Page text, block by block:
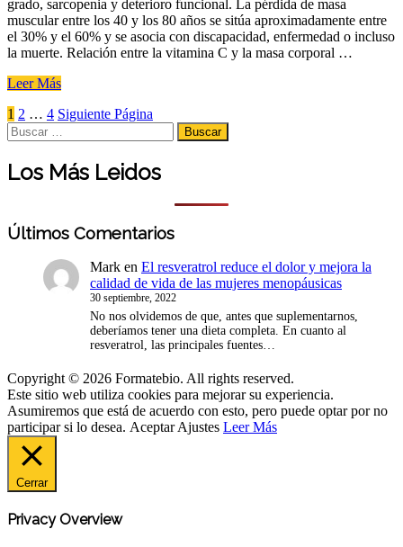
las
mujeres
menopáusicas»
grado, sarcopenia y deterioro funcional. La pérdida de masa
muscular entre los 40 y los 80 años se sitúa aproximadamente entre
el 30% y el 60% y se asocia con discapacidad, enfermedad o incluso
la muerte. Relación entre la vitamina C y la masa corporal …
Leer Más«La
de
está
relacionada
disminución
de
la
masa
corporal
magra»
Paginación
de
entradas
Page
1 Page
2 … Page
4 Siguiente Página
Search
for:
Buscar
Los Más Leidos
Últimos Comentarios
Mark en El resveratrol reduce el dolor y mejora la
calidad de vida de las mujeres menopáusicas
30 septiembre, 2022
No nos olvidemos de que, antes que suplementarnos,
deberíamos tener una dieta completa. En cuanto al
resveratrol, las principales fuentes…
Copyright © 2026 Formatebio. All rights reserved.
Este sitio web utiliza cookies para mejorar su experiencia.
Asumiremos que está de acuerdo con esto, pero puede optar por no
participar si lo desea. Aceptar Ajustes Leer Más
Cerrar
Privacy Overview